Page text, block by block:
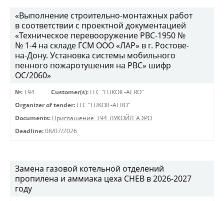
«Выполнение строительно-монтажных работ
в соответствии с проектной документацией
«Техническое перевооружение РВС-1950 №
№ 1-4 на складе ГСМ ООО «ЛАР» в г. Ростове-
на-Дону. Установка системы мобильного
пенного пожаротушения на РВС» шифр
ОС/2060»
№: Т94 Customer(s): LLC "LUKOIL-AERO"
Organizer of tender: LLC "LUKOIL-AERO"
Documents: Приглашение_Т94_ЛУКОЙЛ_АЭРО
Deadline: 08/07/2026
Замена газовой котельной отделений
пропилена и аммиака цеха СНЕВ в 2026-2027
году